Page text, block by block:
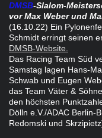
DMSB-Slalom-
vor Max Weber und
(16.10.22) Ein
Schmidt erringt seinen
DMSB-Website.
Das Racing Team Süd
Samstag lagen Hans-
Schwab und Eugen
das Team Väter &
den höchsten
Dölln e.V./ADAC Berlin-
Redomski und